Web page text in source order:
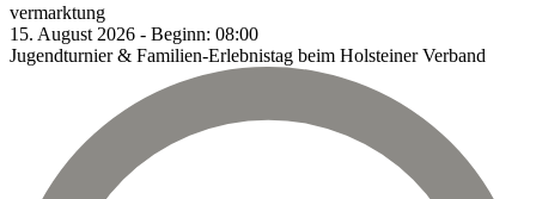
vermarktung
15. August 2026 - Beginn: 08:00
Jugendturnier & Familien-Erlebnistag beim Holsteiner Verband